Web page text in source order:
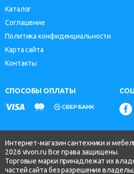
Каталог
Соглашение
Политика конфиденциальности
Карта сайта
Контакты
СПОСОБЫ ОПЛАТЫ
Интернет-магазин сантехники и
2026 vivon.ru Все права защищены.
Торговые марки принадлежат их
частей сайта без разрешения